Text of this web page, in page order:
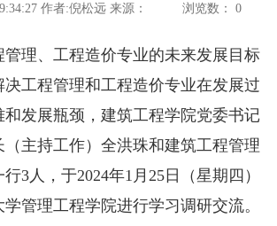
作者:倪松远 来源： 浏览数： 0
、工程造价专业的未来发展目标
工程管理和工程造价专业在发展过
发展瓶颈，建筑工程学院党委书记
（主持工作）全洪珠和建筑工程管理
3人，于2024年1月25日（星期四）
管理工程学院进行学习调研交流。